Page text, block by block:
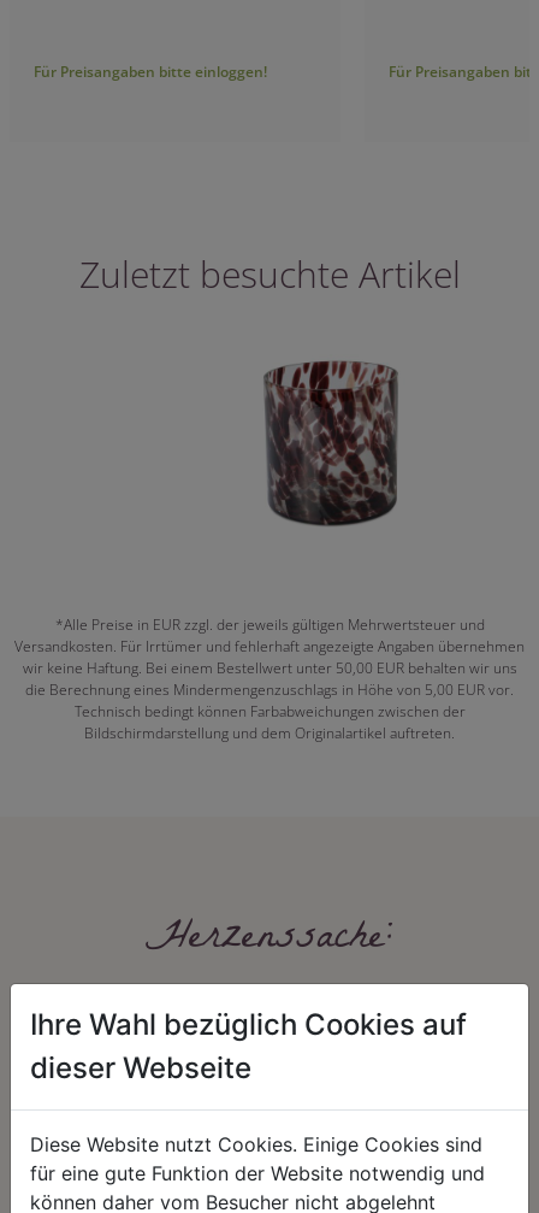
Für Preisangaben bitte einloggen! Für Preisangaben
Zuletzt besuchte Artikel
*Alle Preise in EUR zzgl. der jeweils gültigen Mehrwertsteuer und
Versandkosten. Für Irrtümer und fehlerhaft angezeigte Angaben übernehmen
wir keine Haftung. Bei einem Bestellwert unter 50,00 EUR behalten wir uns
die Berechnung eines Mindermengenzuschlags in Höhe von 5,00 EUR vor.
Technisch bedingt können Farbabweichungen zwischen der
Bildschirmdarstellung und dem Originalartikel auftreten.
Herzenssache:
HARMONIE
Unser Sortiment steht für ein
FAIRNESS
Nicht immer ist der günstigste Preis
Ihre Wahl bezüglich Cookies auf
dieser Webseite
Diese Website nutzt Cookies. Einige Cookies sind
für eine gute Funktion der Website notwendig und
können daher vom Besucher nicht abgelehnt